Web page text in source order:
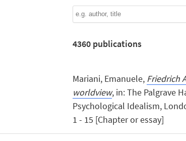
4360publications
Mariani, Emanuele, Friedrich
worldview, in: The Palgrave
Psychological Idealism,
1 - 15 [Chapter or essay]